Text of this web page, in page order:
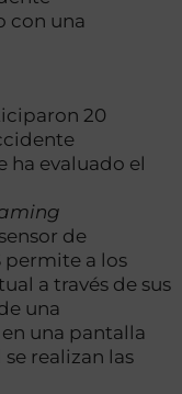
con una
20
evaluado el
de
permite a los
a través de sus
una
una pantalla
realizan las